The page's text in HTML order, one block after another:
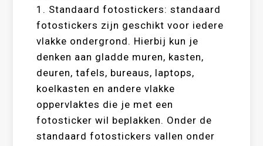
1. Standaard fotostickers: standaard
fotostickers zijn geschikt voor iedere
vlakke ondergrond. Hierbij kun je
denken aan gladde muren, kasten,
deuren, tafels, bureaus, laptops,
koelkasten en andere vlakke
oppervlaktes die je met een
fotosticker wil beplakken. Onder de
standaard fotostickers vallen onder